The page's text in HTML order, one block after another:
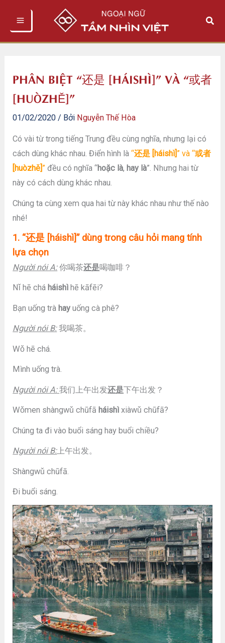
Tìm
PHÂN BIỆT “还是 [HÁISHÌ]” VÀ “或者
[HUÒZHĚ]”
01/02/2020 / Bởi Nguyễn Thế Hòa
Có vài từ trong tiếng Trung đều cùng nghĩa, nhưng lại có
cách dùng khác nhau. Điển hình là “还是 [háishì]” và “或者
[huòzhě]” đều có nghĩa “hoặc là, hay là”. Nhưng hai từ
này có cách dùng khác nhau.
Chúng ta cùng xem qua hai từ này khác nhau như thế nào
nhé!
1. “还是 [háishì]” dùng trong câu hỏi mang tính
lựa chọn
Người nói A:你喝茶还是喝咖啡？
Nǐ hē chá háishì hē kāfēi?
Bạn uống trà hay uống cà phê?
Người nói B:我喝茶。
Wǒ hē chá.
Mình uống trà.
Người nói A:我们上午出发还是下午出发？
Wǒmen shàngwǔ chūfā háishì xiàwǔ chūfā?
Chúng ta đi vào buổi sáng hay buổi chiều?
Người nói B:上午出发。
Shàngwǔ chūfā.
Đi buổi sáng.